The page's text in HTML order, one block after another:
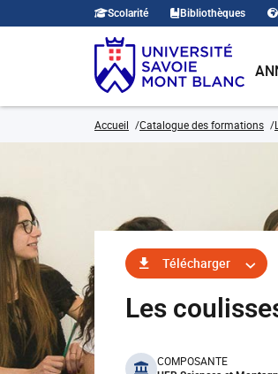
Scolarité Bibliothèques
Accueil Catalogue des formations
Télécharger
Les
benefits
COMPOSANTE